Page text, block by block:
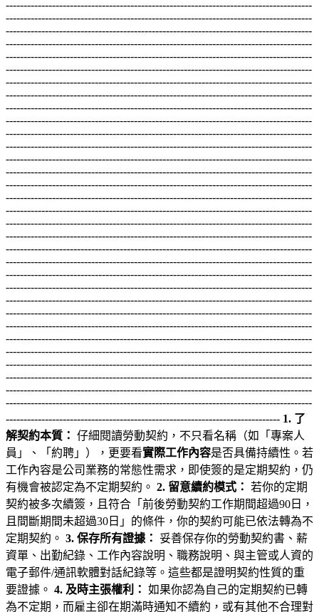
1. 了
解契約本質： 仔細閱讀勞動契約，不只看名稱（如「專案人
員」、「約聘」），更要看實際工作內容是否具備持續性。若
工作內容是公司業務的常態性需求，即使簽的是定期契約，仍
有機會被認定為不定期契約。 2. 留意續約模式： 若你的定期
契約被多次續簽，且符合「前後勞動契約工作期間超過90日，
且間斷期間未超過30日」的條件，你的契約可能已依法轉為不
定期契約。 3. 保存所有證據： 妥善保存你的勞動契約書、薪
資單、出勤紀錄、工作內容說明、職務說明、與主管或人資的
電子郵件/通訊軟體對話紀錄等。這些都是證明契約性質的重
要證據。 4. 及時主張權利： 如果你認為自己的定期契約已轉
為不定期，而雇主卻在期滿時通知不續約，或有其他不合理對